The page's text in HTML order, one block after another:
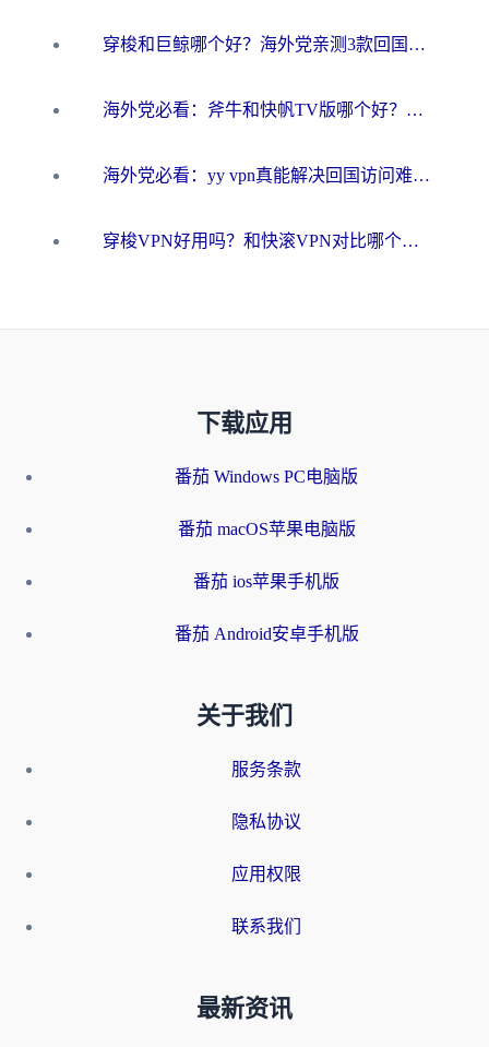
穿梭和巨鲸哪个好？海外党亲测3款回国加速器，教你避开90%的坑
海外党必看：斧牛和快帆TV版哪个好？3分钟选对回国加速器，无缝刷B站、追热剧
海外党必看：yy vpn真能解决回国访问难题？附云极initap测评+免费方案对比
穿梭VPN好用吗？和快滚VPN对比哪个回国效果更好？海外党选回国加速器必看指南
下载应用
番茄 Windows PC电脑版
番茄 macOS苹果电脑版
番茄 ios苹果手机版
番茄 Android安卓手机版
关于我们
服务条款
隐私协议
应用权限
联系我们
最新资讯